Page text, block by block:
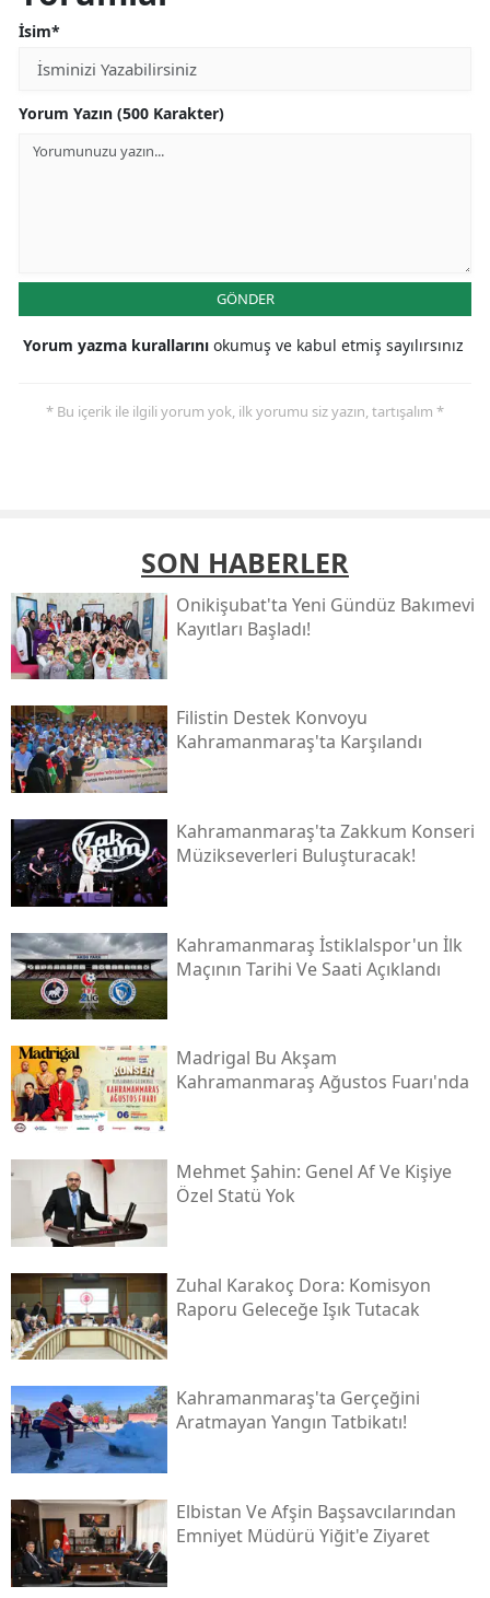
İsim*
Yorum Yazın (500 Karakter)
GÖNDER
Yorum yazma kurallarını okumuş ve kabul etmiş sayılırsınız
* Bu içerik ile ilgili yorum yok, ilk yorumu siz yazın, tartışalım *
SON HABERLER
Onikişubat'ta Yeni Gündüz Bakımevi
Kayıtları Başladı!
Filistin Destek Konvoyu
Kahramanmaraş'ta Karşılandı
Kahramanmaraş'ta Zakkum Konseri
Müzikseverleri Buluşturacak!
Kahramanmaraş İstiklalspor'un İlk
Maçının Tarihi Ve Saati Açıklandı
Madrigal Bu Akşam
Kahramanmaraş Ağustos Fuarı'nda
Mehmet Şahin: Genel Af Ve Kişiye
Özel Statü Yok
Zuhal Karakoç Dora: Komisyon
Raporu Geleceğe Işık Tutacak
Kahramanmaraş'ta Gerçeğini
Aratmayan Yangın Tatbikatı!
Elbistan Ve Afşin Başsavcılarından
Emniyet Müdürü Yiğit'e Ziyaret